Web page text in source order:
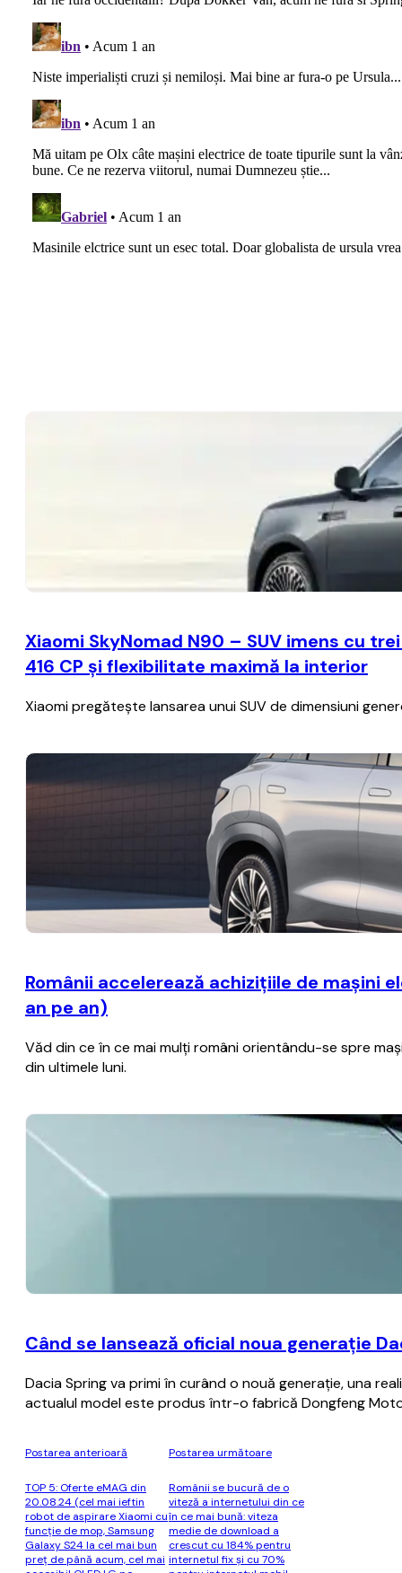
Xiaomi SkyNomad N90 – SUV imens cu
416 CP și flexibilitate maximă la interior
Xiaomi pregătește lansarea unui SUV de dimensiuni
Românii accelerează achiziţiile de maşini
an pe an)
Văd din ce în ce mai mulţi români orientându-se spre
din ultimele luni.
Când se lansează oficial noua generaţie
Dacia Spring va primi în curând o nouă generaţie, una
actualul model este produs într-o fabrică Dongfeng
Postarea anterioară
TOP 5: Oferte eMAG din
20.08.24 (cel mai ieftin
robot de aspirare Xiaomi cu
funcție de mop, Samsung
Galaxy S24 la cel mai bun
preț de până acum, cel mai
Postarea următoare
Românii se bucură de o
viteză a internetului din ce
în ce mai bună: viteza
medie de download a
crescut cu 184% pentru
internetul fix şi cu 70%